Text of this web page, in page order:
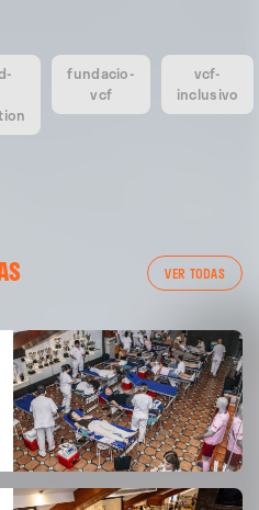
fundacio-
vcf
vcf-
inclusivo
VER TODAS